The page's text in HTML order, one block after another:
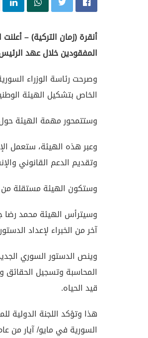
أنقرة (زمان التركية) –
المفقودين خلال عهد
وصرحت رئاسة الوزراء
الخاص بتشكيل الهيئة
وستتمحور مهمة الهيئة
وعبر هذه الهيئة، ستعمل
وتقديم الدعم القانوني
وستكون الهيئة مستقلة من
وسيترأس الهيئة محمد رضا
آخر من الخبراء لإعداد
وينص الدستور السوري
المحاسبة وتسجيل الحقائق
قيد الحياه.
السورية في مايو/ آيار من عام 2011 ، بينما تفيد المصادر المحلية السورية أن هذا الرقم بلغ 155 ألف